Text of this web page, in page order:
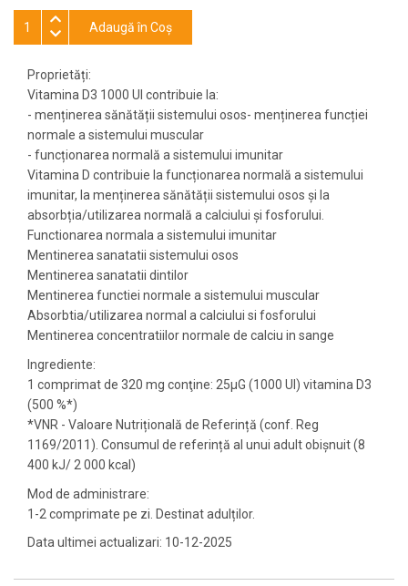
Adaugă în Coş
Proprietăți:
Vitamina D3 1000 UI contribuie la:
- menținerea sănătății sistemului osos- menținerea funcției
normale a sistemului muscular
- funcționarea normală a sistemului imunitar
Vitamina D contribuie la funcționarea normală a sistemului
imunitar, la menținerea sănătății sistemului osos și la
absorbția/utilizarea normală a calciului și fosforului.
Functionarea normala a sistemului imunitar
Mentinerea sanatatii sistemului osos
Mentinerea sanatatii dintilor
Mentinerea functiei normale a sistemului muscular
Absorbtia/utilizarea normal a calciului si fosforului
Mentinerea concentratiilor normale de calciu in sange
Ingrediente:
1 comprimat de 320 mg conţine: 25µG (1000 UI) vitamina D3
(500 %*)
*VNR - Valoare Nutrițională de Referință (conf. Reg
1169/2011). Consumul de referință al unui adult obișnuit (8
400 kJ/ 2 000 kcal)
Mod de administrare:
1-2 comprimate pe zi. Destinat adulților.
Data ultimei actualizari: 10-12-2025